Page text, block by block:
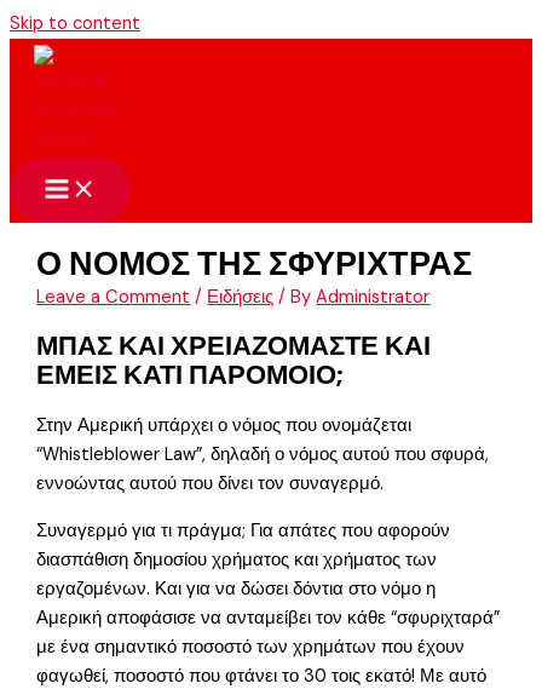
Skip to content
Ο ΝΟΜΟΣ ΤΗΣ ΣΦΥΡΙΧΤΡΑΣ
Leave a Comment / Ειδήσεις / ByAdministrator
ΜΠΑΣ ΚΑΙ ΧΡΕΙΑΖΟΜΑΣΤΕ ΚΑΙ
ΕΜΕΙΣ ΚΑΤΙ ΠΑΡΟΜΟΙΟ;
Στην Αμερική υπάρχει ο νόμος που ονομάζεται
“Whistleblower Law”, δηλαδή ο νόμος αυτού που σφυρά,
εννοώντας αυτού που δίνει τον συναγερμό.
Συναγερμό για τι πράγμα; Για απάτες που αφορούν
διασπάθιση δημοσίου χρήματος και χρήματος των
εργαζομένων. Και για να δώσει δόντια στο νόμο η
Αμερική αποφάσισε να ανταμείβει τον κάθε “σφυριχταρά”
με ένα σημαντικό ποσοστό των χρημάτων που έχουν
φαγωθεί, ποσοστό που φτάνει το 30 τοις εκατό! Με αυτό